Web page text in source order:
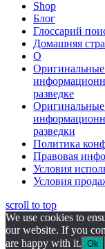
Shop
Блог
Глоссарий
Домашняя
О
Оригинальные
разведке
Оригинальные
разведки
Политика
Правовая
Условия
Условия
scroll to top
We use cookies to
our website. If you
are happy with it. Ok